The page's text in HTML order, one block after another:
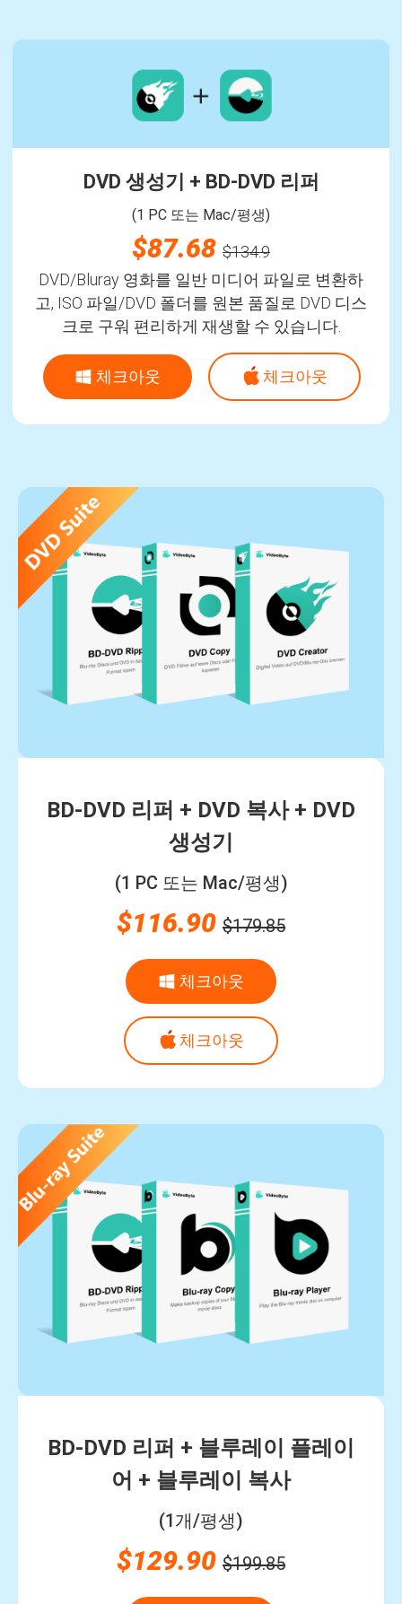
DVD 생성기 + BD-DVD 리퍼
(1 PC 또는 Mac/평생)
$87.68 $134.9
DVD/Bluray 영화를 일반 미디어 파일로 변환하
고, ISO 파일/DVD 폴더를 원본 품질로 DVD 디스
크로 구워 편리하게 재생할 수 있습니다.
체크아웃 체크아웃
BD-DVD 리퍼 + DVD 복사 + DVD
생성기
(1 PC 또는 Mac/평생)
$116.90 $179.85
체크아웃
체크아웃
BD-DVD 리퍼 + 블루레이 플레이
어 + 블루레이 복사
(1개/평생)
$129.90 $199.85